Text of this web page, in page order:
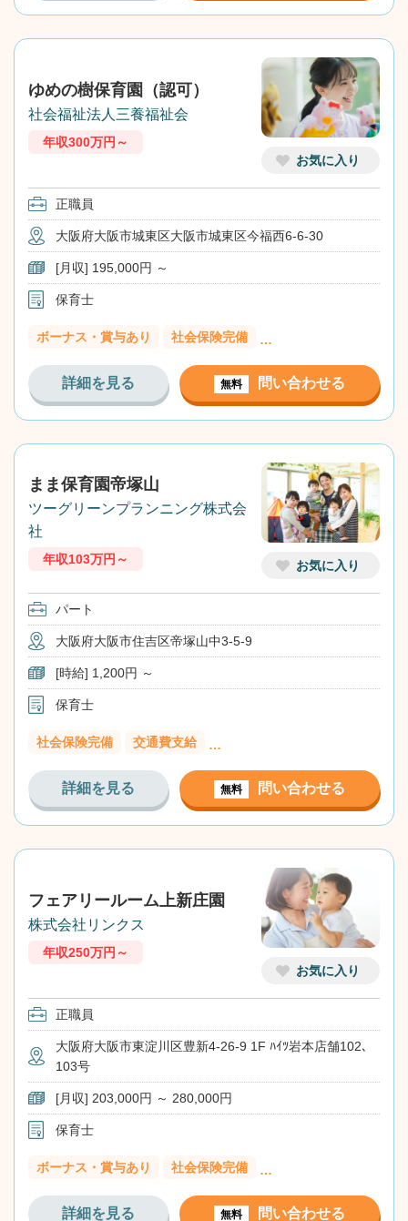
お気に入り
ゆめの樹保育園（認可）
社会福祉法人三養福祉会
年収300万円～
正職員
大阪府大阪市城東区大阪市城東区今福西6-6-30
[月収] 195,000円 ～
保育士
ボーナス・賞与あり 社会保険完備 …
詳細を見る 無料 問い合わせる
お気に入り
まま保育園帝塚山
ツーグリーンプランニング株式会
社
年収103万円～
パート
大阪府大阪市住吉区帝塚山中3-5-9
[時給] 1,200円 ～
保育士
社会保険完備 交通費支給 …
詳細を見る 無料 問い合わせる
お気に入り
フェアリールーム上新庄園
株式会社リンクス
年収250万円～
正職員
大阪府大阪市東淀川区豊新4-26-9 1F ﾊｲﾂ岩本店舗102､
103号
[月収] 203,000円 ～ 280,000円
保育士
ボーナス・賞与あり 社会保険完備 …
詳細を見る 無料 問い合わせる